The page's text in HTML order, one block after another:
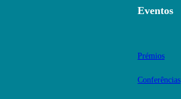
Eventos
Prémios
Conferências